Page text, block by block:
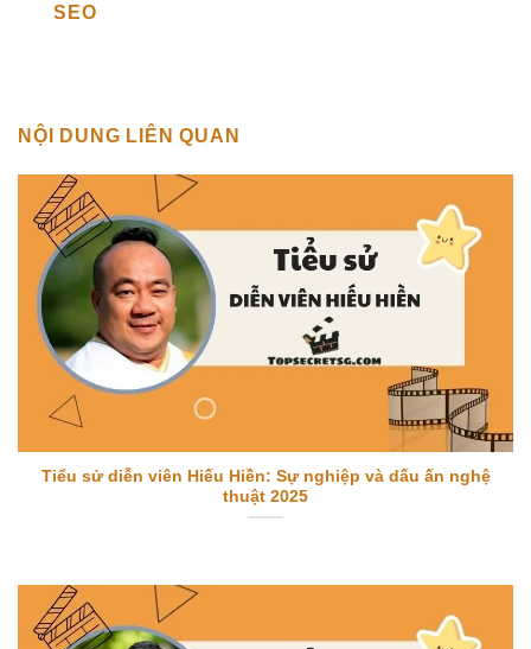
SEO
NỘI DUNG LIÊN QUAN
Tiểu sử diễn viên Hiếu Hiền: Sự nghiệp và dấu ấn nghệ
thuật 2025